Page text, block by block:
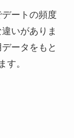
ートの頻度
いがありま
ータをもと
す。